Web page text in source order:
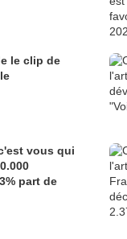
le clip de
vous qui
part de